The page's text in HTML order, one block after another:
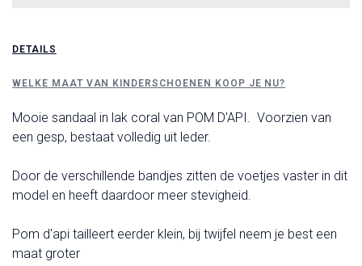
DETAILS
WELKE MAAT VAN KINDERSCHOENEN KOOP JE NU?
Mooie sandaal in lak coral van POM D'API. Voorzien van
een gesp, bestaat volledig uit leder.
Door de verschillende bandjes zitten de voetjes vaster in dit
model en heeft daardoor meer stevigheid.
Pom d'api tailleert eerder klein, bij twijfel neem je best een
maat groter